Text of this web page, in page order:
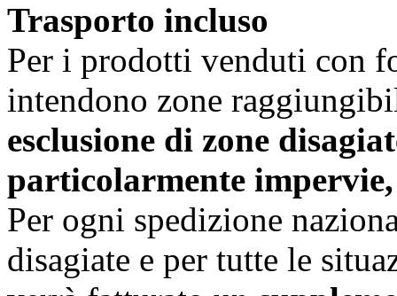
Trasporto incluso
Per i prodotti venduti con
intendono zone
esclusione di zone
particolarmente
Per ogni spedizione
disagiate e per tutte le